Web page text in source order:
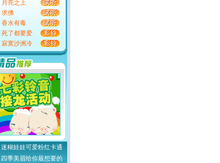
月亮之上
求佛
香水有毒
死了都要爱
寂寞沙洲冷
迷糊娃娃可爱粉红卡通
四季美眉给你最想要的